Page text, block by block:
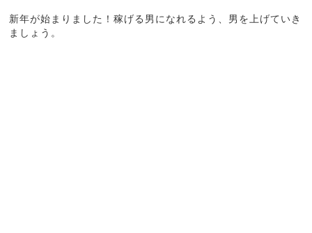
新年が始まりました！稼げる男になれるよう、男を上げていき
ましょう。